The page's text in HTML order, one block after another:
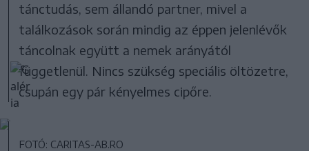
tánctudás, sem állandó partner, mivel a
találkozások során mindig az éppen jelenlévők
táncolnak együtt a nemek arányától
függetlenül. Nincs szükség speciális öltözetre,
csupán egy pár kényelmes cipőre.
FOTÓ: CARITAS-AB.RO